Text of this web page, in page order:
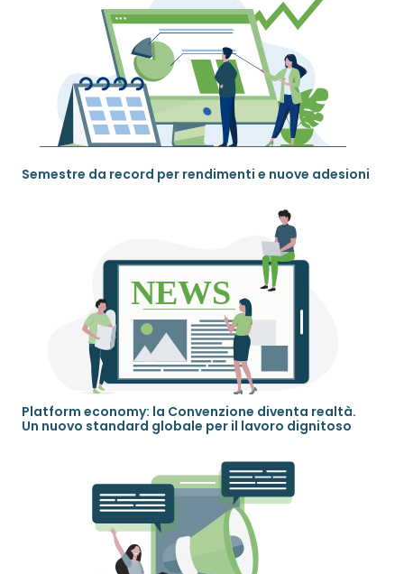
Semestre da record per rendimenti e nuove adesioni
Platform economy: la Convenzione diventa realtà.
Un nuovo standard globale per il lavoro dignitoso